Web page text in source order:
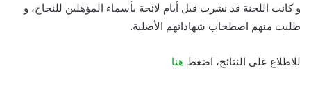
و كانت اللجنة قد نشرت قبل أيام لائحة بأسماء المؤهلين للنجاح، و
طلبت منهم اصطحاب شهاداتهم الأصلية.
للاطلاع على النتائج، اضغطهنا